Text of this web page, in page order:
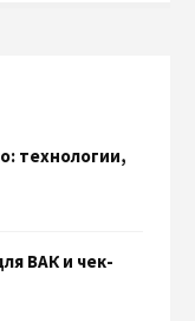
технологии,
ВАК и чек-